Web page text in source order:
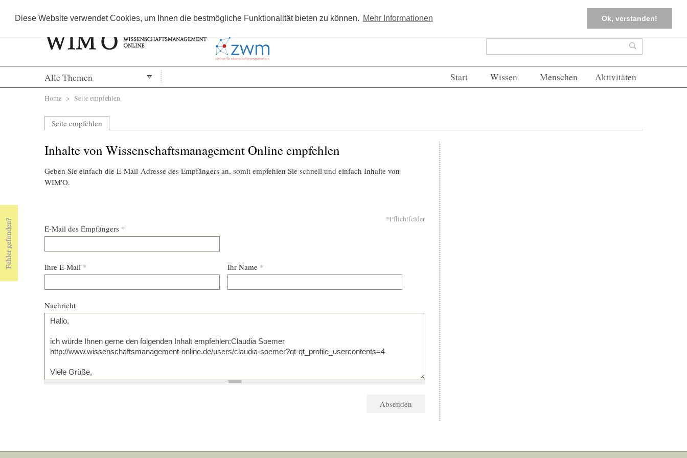
Diese Website verwendet Cookies, um Ihnen die bestmögliche Funktionalität bieten zu können. Mehr Informationen Ok, verstanden!
Kostenlos registrieren FAQs Einloggen
Suchformular Suche
Alle Themen Start Wissen Menschen Aktivitäten
Sie sind hier
Home > Seite empfehlen
Seite empfehlen
Inhalte von Wissenschaftsmanagement Online empfehlen
Geben Sie einfach die E-Mail-Adresse des Empfängers an, somit empfehlen Sie schnell und einfach Inhalte von
WIM'O.
*Pflichtfelder
E-Mail des Empfängers *
Ihre E-Mail * Ihr Name *
Nachricht